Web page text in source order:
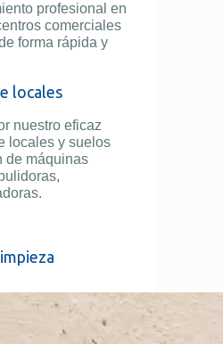
profesional en
comerciales
forma rápida y
locales
nuestro eficaz
locales y suelos
de máquinas